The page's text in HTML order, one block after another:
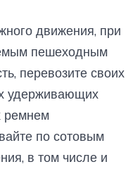
движения, при
пешеходным
перевозите своих
удерживающих
ремнем
по сотовым
в том числе и